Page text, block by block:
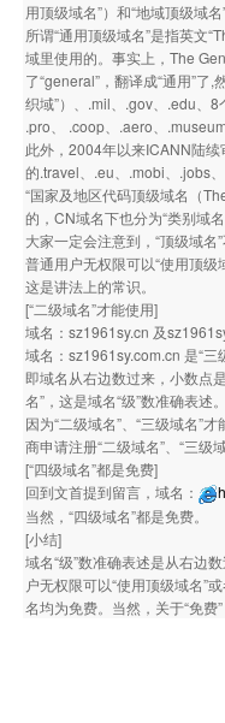
用顶级域名”）和“地域顶级域
所谓“通用顶级域名”是指英文
域里使用的。事实上，The
了“general”，翻译成“通用”
织域”）、.mil、.gov、.edu、
.pro、 .coop、.aero、
此外，2004年以来ICANN陆
的.travel、.eu、.mobi、.jobs
“国家及地区代码顶级域名（
的，CN域名下也分为“类别域
大家一定会注意到，“顶级域
普通用户无权限可以“使用顶
这是讲法上的常识。
[“二级域名”才能使用]
域名：sz1961sy.cn 及
域名：sz1961sy.com.cn 是“三
即域名从右边数过来，小数点
名”，这是域名“级”数准确表述
因为“二级域名”、“三级域名”
商申请注册“二级域名”、“三级
[“四级域名”都是免费]
回到文首提到留言，域名：
当然，“四级域名”都是免费。
[小结]
域名“级”数准确表述是从右边
户无权限可以“使用顶级域名”
名均为免费。当然，关于“免